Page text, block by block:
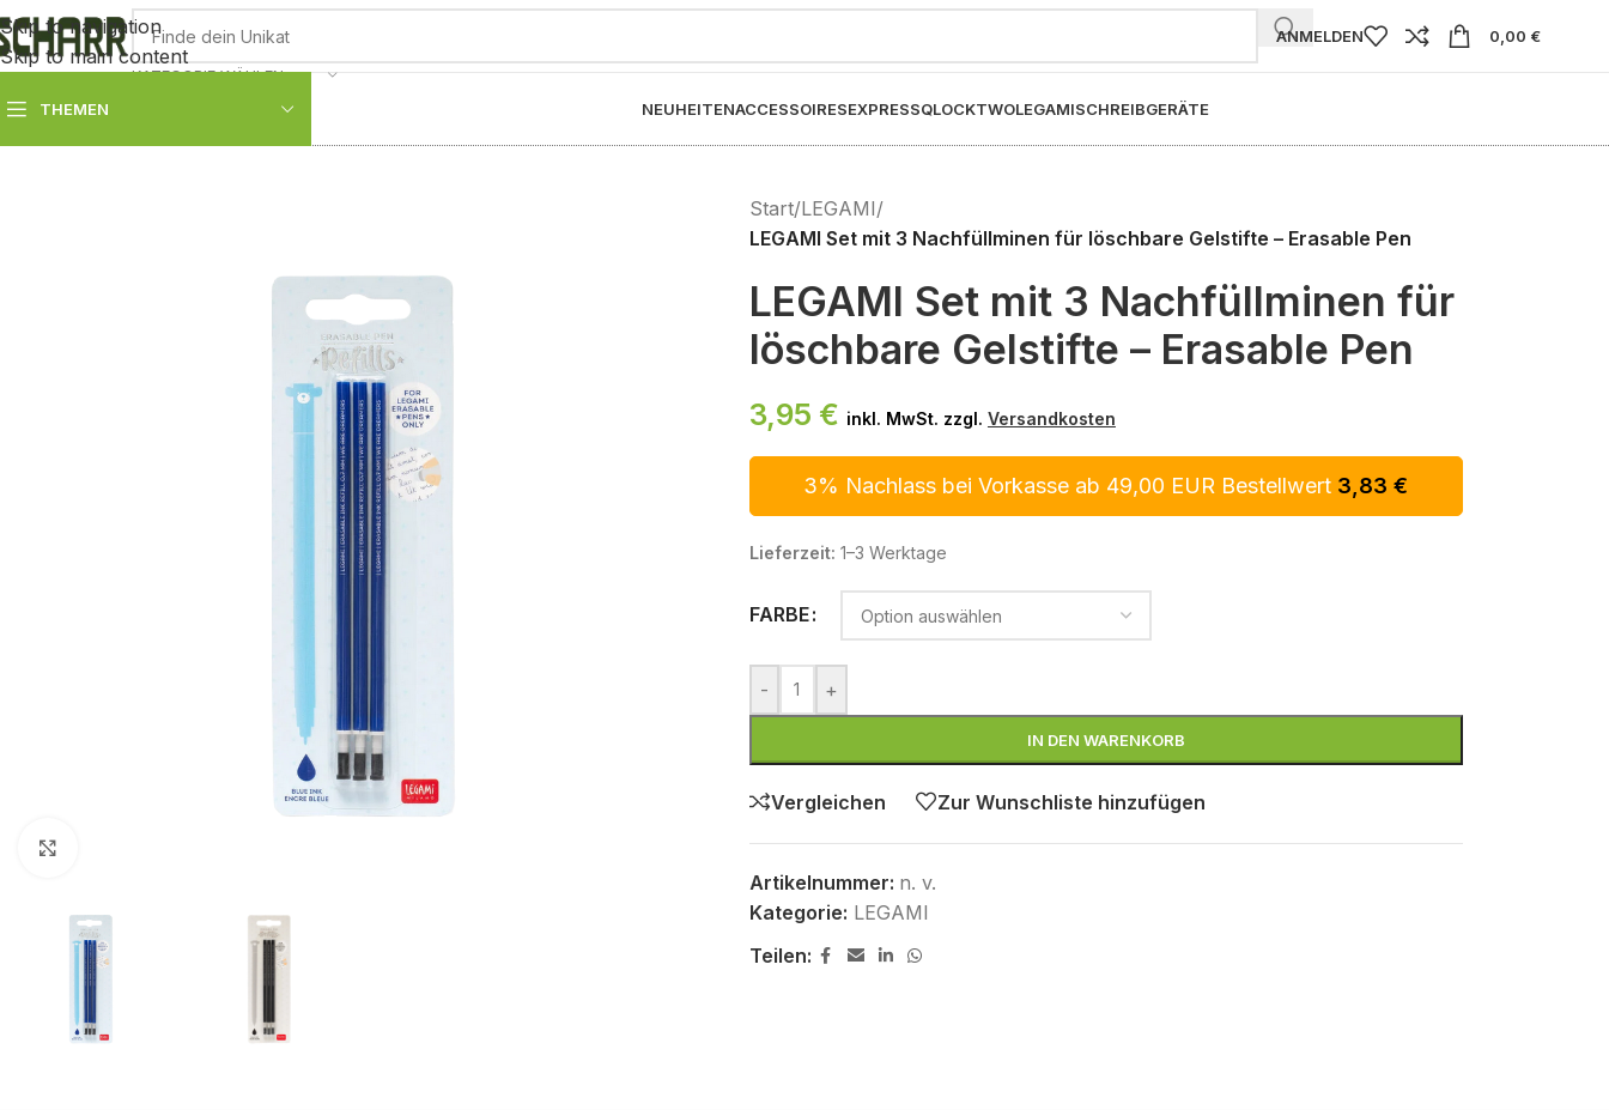
Skip to navigation
Skip to main content
KATEGORIE WÄHLEN
ANMELDEN 0,00 €
THEMEN NEUHEITENACCESSOIRESEXPRESSQLOCKTWOLEGAMISCHREIBGERÄTE
Start/LEGAMI/
LEGAMI Set mit 3 Nachfüllminen für löschbare Gelstifte – Erasable Pen
LEGAMI Set mit 3 Nachfüllminen für
löschbare Gelstifte – Erasable Pen
3,95 € inkl. MwSt. zzgl. Versandkosten
3% Nachlass bei Vorkasse ab 49,00 EUR Bestellwert 3,83€
Lieferzeit: 1–3 Werktage
FARBE
- +
IN DEN WARENKORB
Vergleichen Zur Wunschliste hinzufügen
Artikelnummer: n. v.
Kategorie: LEGAMI
Teilen: